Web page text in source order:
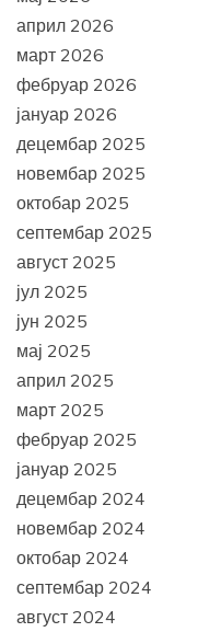
април 2026
март 2026
фебруар 2026
јануар 2026
децембар 2025
новембар 2025
октобар 2025
септембар 2025
август 2025
јул 2025
јун 2025
мај 2025
април 2025
март 2025
фебруар 2025
јануар 2025
децембар 2024
новембар 2024
октобар 2024
септембар 2024
август 2024